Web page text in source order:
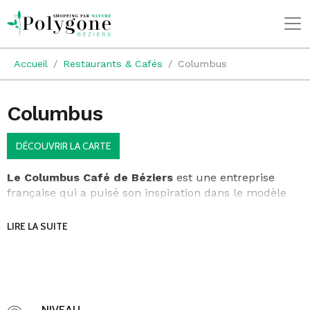
Accueil Restaurants & Cafés Columbus
Columbus
DÉCOUVRIR LA CARTE
Le Columbus Café de Béziers est une entreprise
française qui a puisé son inspiration dans le modèle
française. Venez apprécier les saveurs d’un café de
LIRE LA SUITE